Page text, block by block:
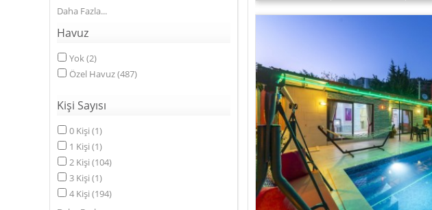
Daha Fazla
Havuz
Yok(2)
Özel Havuz(487)
Kişi Sayısı
0 Kişi (1)
1 Kişi (1)
2 Kişi (104)
3 Kişi (1)
4 Kişi (194)